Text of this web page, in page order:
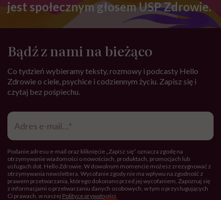
jest społecznym głosem USP Zdrowie.
Bądź z nami na bieżąco
Co tydzień wybieramy teksty, rozmowy i podcasty Hello
Zdrowie o ciele, psychice i codziennym życiu. Zapisz się i
czytaj bez pośpiechu.
Adres
mail*
Podanie adresu e-mail oraz kliknięcie „Zapisz się” oznacza zgodę na
otrzymywanie wiadomości o nowościach, produktach, promocjach lub
usługach dot. Hello Zdrowie. W dowolnym momencie możesz zrezygnować z
otrzymywania newslettera. Wycofanie zgody nie ma wpływu na zgodność z
prawem przetwarzania, którego dokonano przed jej wycofaniem. Zapoznaj się
z informacjami o przetwarzaniu danych osobowych, w tym o przysługujących
Ci prawach, w naszej Polityce prywatności.